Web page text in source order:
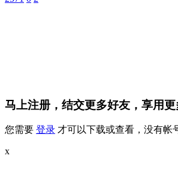
马上注册，结交更多好友，享用
您需要 登录 才可以下载或查看，没有帐
x